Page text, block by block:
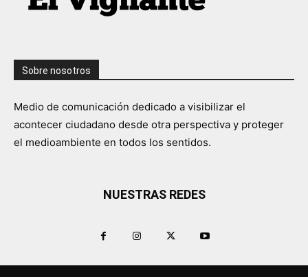
Sobre nosotros
Medio de comunicación dedicado a visibilizar el
acontecer ciudadano desde otra perspectiva y proteger
el medioambiente en todos los sentidos.
NUESTRAS REDES